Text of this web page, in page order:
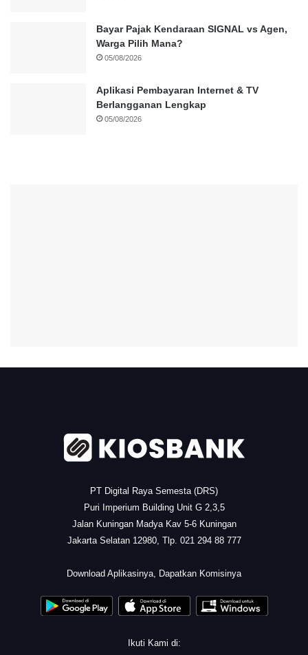
Bayar Pajak Kendaraan SIGNAL vs Agen,
Warga Pilih Mana?
05/08/2026
Aplikasi Pembayaran Internet & TV
Berlangganan Lengkap
05/08/2026
PT Digital Raya Semesta (DRS)
Puri Imperium Building Unit G 2,3,5
Jalan Kuningan Madya Kav 5-6 Kuningan
Jakarta Selatan 12980, Tlp. 021 294 88 777
Download Aplikasinya, Dapatkan Komisinya
Ikuti Kami di: